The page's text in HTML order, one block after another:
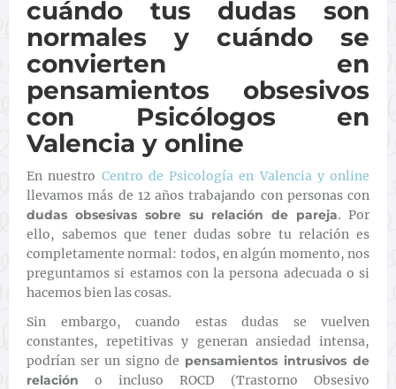
cuándo tus dudas son
normales y cuándo se
convierten en
pensamientos obsesivos
con Psicólogos en
Valencia y online
En nuestro Centro de Psicología en Valencia y online
llevamos más de 12 años trabajando con personas con
dudas obsesivas sobre su relación de pareja. Por
ello, sabemos que tener dudas sobre tu relación es
completamente normal: todos, en algún momento, nos
preguntamos si estamos con la persona adecuada o si
hacemos bien las cosas.
Sin embargo, cuando estas dudas se vuelven
constantes, repetitivas y generan ansiedad intensa,
podrían ser un signo de pensamientos intrusivos de
relación o incluso ROCD (Trastorno Obsesivo